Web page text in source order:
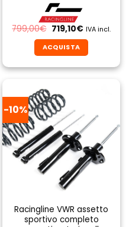
799,00€ Il
prezzo
originale
era:
799,00€.
719,10€Il
attuale
è:
719,10€.
IVA incl.
ACQUISTA
-10%
Racingline VWR assetto
sportivo completo